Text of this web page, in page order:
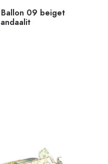
09 beiget